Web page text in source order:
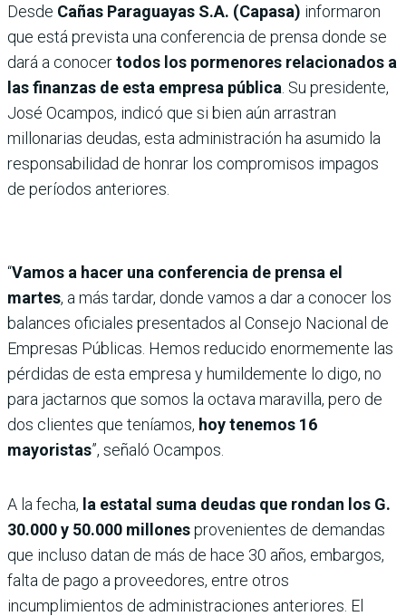
Desde Cañas Paraguayas S.A. (Capasa) informaron
que está prevista una conferencia de prensa donde se
dará a conocertodos los pormenores relacionados a
las finanzas de esta empresa pública . Su presidente,
José Ocampos, indicó que si bien aún arrastran
millonarias deudas, esta administración ha asumido la
responsabilidad de honrar los compromisos impagos
de períodos anteriores.
“Vamos a hacer una conferencia de prensa el
martes, a más tardar, donde vamos a dar a conocer los
balances oficiales presentados al Consejo Nacional de
Empresas Públicas. Hemos reducido enormemente las
pérdidas de esta empresa y humildemente lo digo, no
para jactarnos que somos la octava maravilla, pero de
dos clientes que teníamos, hoy tenemos 16
mayoristas”, señaló Ocampos.
A la fecha, la estatal suma deudas que rondan los G.
30.000 y 50.000 millonesprovenientes de demandas
que incluso datan de más de hace 30 años, embargos,
falta de pago a proveedores, entre otros
incumplimientos de administraciones anteriores. El